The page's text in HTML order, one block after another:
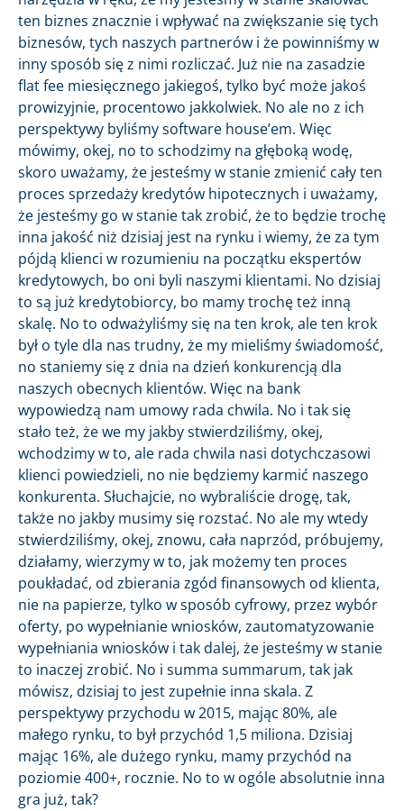
ten biznes znacznie i wpływać na zwiększanie się tych
biznesów, tych naszych partnerów i że powinniśmy w
inny sposób się z nimi rozliczać. Już nie na zasadzie
flat fee miesięcznego jakiegoś, tylko być może jakoś
prowizyjnie, procentowo jakkolwiek. No ale no z ich
perspektywy byliśmy software house’em. Więc
mówimy, okej, no to schodzimy na głęboką wodę,
skoro uważamy, że jesteśmy w stanie zmienić cały ten
proces sprzedaży kredytów hipotecznych i uważamy,
że jesteśmy go w stanie tak zrobić, że to będzie trochę
inna jakość niż dzisiaj jest na rynku i wiemy, że za tym
pójdą klienci w rozumieniu na początku ekspertów
kredytowych, bo oni byli naszymi klientami. No dzisiaj
to są już kredytobiorcy, bo mamy trochę też inną
skalę. No to odważyliśmy się na ten krok, ale ten krok
był o tyle dla nas trudny, że my mieliśmy świadomość,
no staniemy się z dnia na dzień konkurencją dla
naszych obecnych klientów. Więc na bank
wypowiedzą nam umowy rada chwila. No i tak się
stało też, że we my jakby stwierdziliśmy, okej,
wchodzimy w to, ale rada chwila nasi dotychczasowi
klienci powiedzieli, no nie będziemy karmić naszego
konkurenta. Słuchajcie, no wybraliście drogę, tak,
także no jakby musimy się rozstać. No ale my wtedy
stwierdziliśmy, okej, znowu, cała naprzód, próbujemy,
działamy, wierzymy w to, jak możemy ten proces
poukładać, od zbierania zgód finansowych od klienta,
nie na papierze, tylko w sposób cyfrowy, przez wybór
oferty, po wypełnianie wniosków, zautomatyzowanie
wypełniania wniosków i tak dalej, że jesteśmy w stanie
to inaczej zrobić. No i summa summarum, tak jak
mówisz, dzisiaj to jest zupełnie inna skala. Z
perspektywy przychodu w 2015, mając 80%, ale
małego rynku, to był przychód 1,5 miliona. Dzisiaj
mając 16%, ale dużego rynku, mamy przychód na
poziomie 400+, rocznie. No to w ogóle absolutnie inna
gra już, tak?